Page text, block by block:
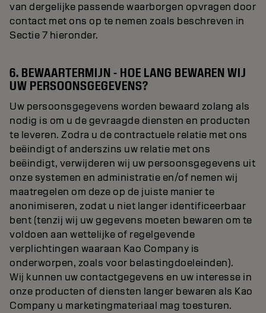
van dergelijke passende waarborgen opvragen door
contact met ons op te nemen zoals beschreven in
Sectie 7 hieronder.
6. BEWAARTERMIJN - HOE LANG BEWAREN WIJ
UW PERSOONSGEGEVENS?
Uw persoonsgegevens worden bewaard zolang als
nodig is om u de gevraagde diensten en producten
te leveren. Zodra u de contractuele relatie met ons
beëindigt of anderszins uw relatie met ons
beëindigt, verwijderen wij uw persoonsgegevens uit
onze systemen en administratie en/of nemen wij
maatregelen om deze op de juiste manier te
anonimiseren, zodat u niet langer identificeerbaar
bent (tenzij wij uw gegevens moeten bewaren om te
voldoen aan wettelijke of regelgevende
verplichtingen waaraan Kao Company is
onderworpen, zoals voor belastingdoeleinden).
Wij kunnen uw contactgegevens en uw interesse in
onze producten of diensten langer bewaren als Kao
Company u marketingmateriaal mag toesturen.